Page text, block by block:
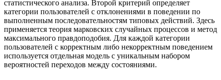
статистического анализа. Второй критерий определяет
категории пользователей с отклонениями в поведении по
выполненным последовательностям типовых действий. Здесь
применяется теория марковских случайных процессов и метод
максимального правдоподобия. Для каждой категории
пользователей с корректным либо некорректным поведением
используется отдельная модель с уникальным набором
вероятностей переходов между состояниями.